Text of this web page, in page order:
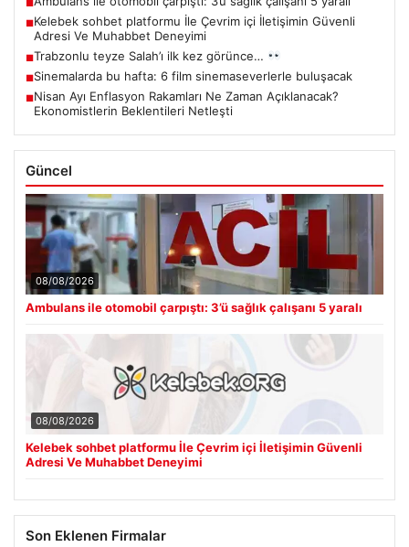
■
■Kelebek sohbet platformu İle Çevrim içi İletişimin Güvenli
Adresi Ve Muhabbet Deneyimi
■Trabzonlu teyze Salah’ı ilk kez görünce…
■Sinemalarda bu hafta: 6 film sinemaseverlerle buluşacak
■Nisan Ayı Enflasyon Rakamları Ne Zaman Açıklanacak?
Ekonomistlerin Beklentileri Netleşti
Güncel
08/08/2026
Ambulans ile otomobil çarpıştı: 3’ü sağlık çalışanı 5 yaralı
08/08/2026
Kelebek sohbet platformu İle Çevrim içi İletişimin Güvenli
Adresi Ve Muhabbet Deneyimi
Son Eklenen Firmalar